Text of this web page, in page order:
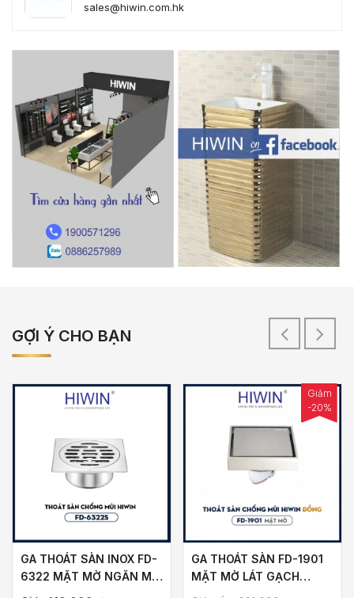
sales@hiwin.com.hk
GỢI Ý CHO BẠN
GA THOÁT SÀN INOX FD-
6322 MẶT MỜ NGĂN MÙI
THOÁT NHANH
GA THOÁT SÀN FD-1901
MẶT MỜ LÁT GẠCH
THOÁT NƯỚC NHANH
Giảm
-20%